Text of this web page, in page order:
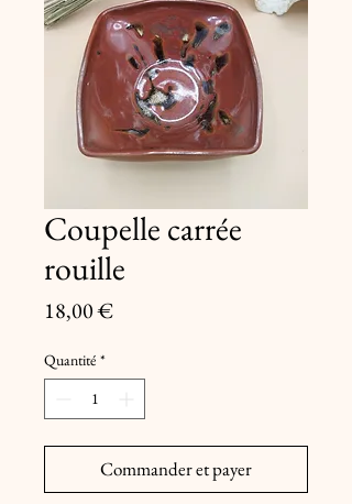
Coupelle carrée
rouille
18,00 €Prix
Quantité *
Commander et payer